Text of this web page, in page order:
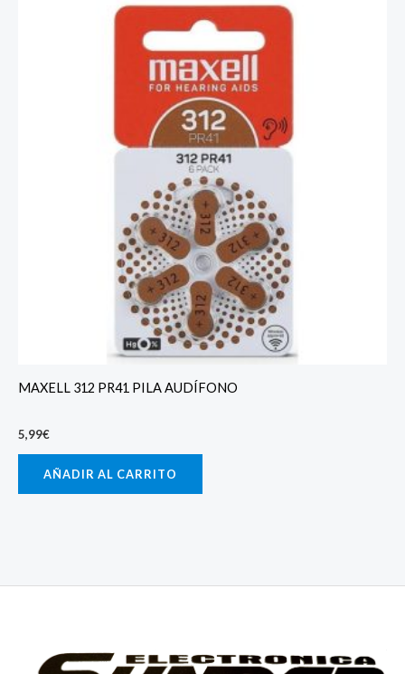
MAXELL 312 PR41 PILA AUDÍFONO
5,99€
AÑADIR AL CARRITO